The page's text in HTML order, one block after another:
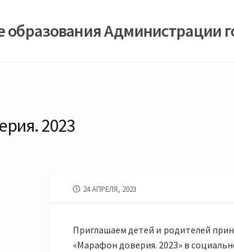
образования Администрации
2023
ДАТА
24 АПРЕЛЯ, 2023
Приглашаем детей и родителей
«Марафон доверия. 2023» в